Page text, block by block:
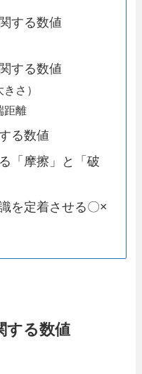
する数値
する数値
さ）
距離
る数値
「摩擦」と「破
を定着させる〇×
する数値